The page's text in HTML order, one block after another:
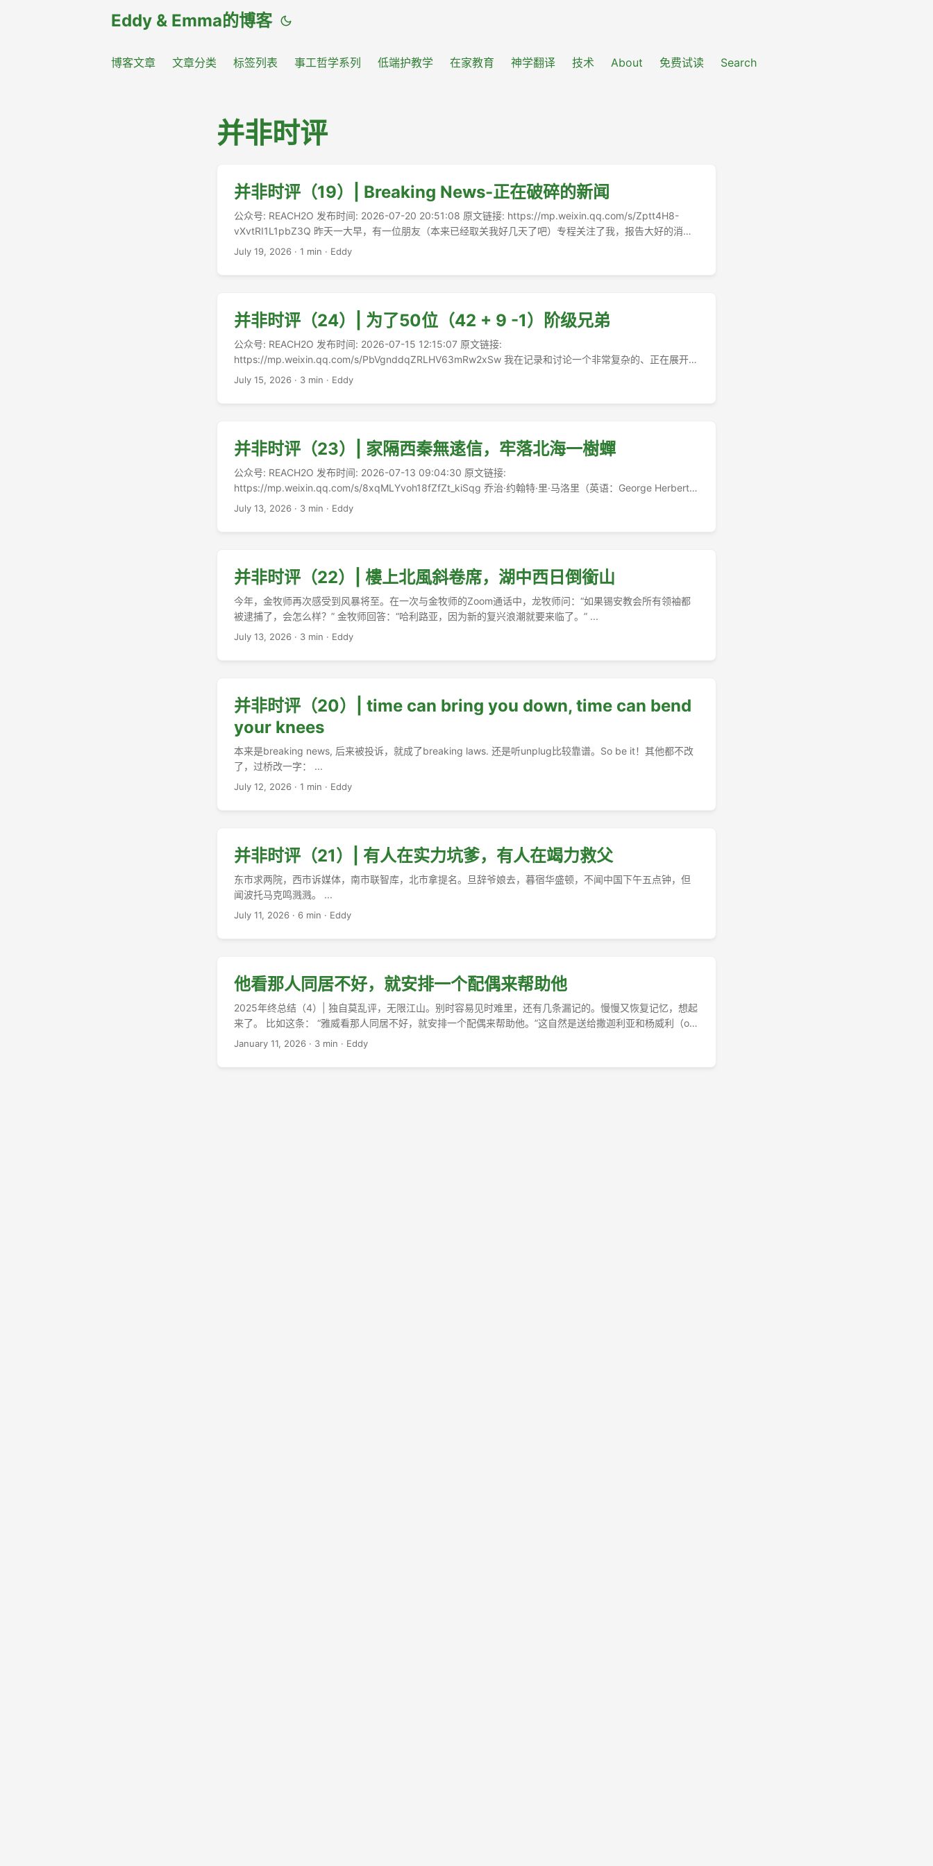
Eddy & Emma的博客
博客文章 文章分类 标签列表 事工哲学系列 低端护教学 在家教育 神学翻译 技术 About 免费试读 Search
并非时评
并非时评（19）| Breaking News-正在破碎的新闻
公众号: REACH2O 发布时间: 2026-07-20 20:51:08 原文链接: https://mp.weixin.qq.com/s/Zptt4H8-
vXvtRI1L1pbZ3Q 昨天一大早，有一位朋友（本来已经取关我好几天了吧）专程关注了我，报告大好的消
息。……我也很高兴，“当耶和华将那些锡安被掳的带去美国的时候，我们好像做梦的人”，却看小编愁何在，
July 19, 2026 · 1 min · Eddy
并非时评（24）| 为了50位（42 + 9 -1）阶级兄弟
公众号: REACH2O 发布时间: 2026-07-15 12:15:07 原文链接:
https://mp.weixin.qq.com/s/PbVgnddqZRLHV63mRw2xSw 我在记录和讨论一个非常复杂的、正在展开的
教牧伦理问题。原谅我采用各种隐喻和古典。事情都会过去的，伤痛也会平复。但我们若放弃记录的勇敢和
July 15, 2026 · 3 min · Eddy
并非时评（23）| 家隔西秦無逺信，牢落北海一樹蟬
公众号: REACH2O 发布时间: 2026-07-13 09:04:30 原文链接:
https://mp.weixin.qq.com/s/8xqMLYvoh18fZfZt_kiSqg 乔治·约翰特·里·马洛里（英语：George Herbert
Leigh Mallory；1886年6月18日—1924年6月8日或9日）[1]是英格兰探险家，在尝试攀登西藏的珠穆朗玛
July 13, 2026 · 3 min · Eddy
并非时评（22）| 樓上北風斜卷席，湖中西日倒銜山
今年，金牧师再次感受到风暴将至。在一次与金牧师的Zoom通话中，龙牧师问：“如果锡安教会所有领袖都
被逮捕了，会怎么样？” 金牧师回答：“哈利路亚，因为新的复兴浪潮就要来临了。” ...
July 13, 2026 · 3 min · Eddy
并非时评（20）| time can bring you down, time can bend
your knees
本来是breaking news, 后来被投诉，就成了breaking laws. 还是听unplug比较靠谱。So be it！其他都不改
了，过桥改一字： ...
July 12, 2026 · 1 min · Eddy
并非时评（21）| 有人在实力坑爹，有人在竭力救父
东市求两院，西市诉媒体，南市联智库，北市拿提名。旦辞爷娘去，暮宿华盛顿，不闻中国下午五点钟，但
闻波托马克鸣溅溅。 ...
July 11, 2026 · 6 min · Eddy
他看那人同居不好，就安排一个配偶来帮助他
2025年终总结（4）| 独自莫乱评，无限江山。别时容易见时难里，还有几条漏记的。慢慢又恢复记忆，想起
来了。 比如这条： “雅威看那人同居不好，就安排一个配偶来帮助他。”这自然是送给撒迦利亚和杨威利（oh
sorry，亲爱的田中芳树，不是杨威利，是杨腓力）的。 ...
January 11, 2026 · 3 min · Eddy